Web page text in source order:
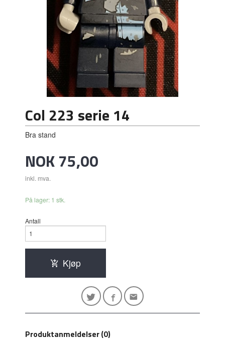
Col 223 serie 14
Bra stand
Pris
NOK75,00
inkl. mva.
På lager: 1 stk.
Antall
Kjøp
Produktanmeldelser (0)